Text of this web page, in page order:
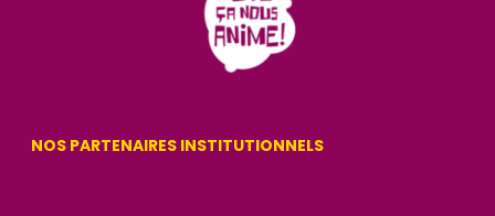
NOS PARTENAIRES INSTITUTIONNELS